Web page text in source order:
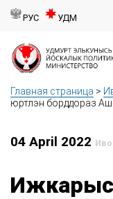
РУС УДМ
Главная страница >
юртлэн борддораз
04 April 2022